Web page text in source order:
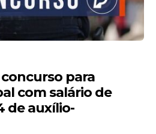
para
com salário de
de auxílio-